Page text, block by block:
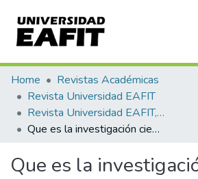
Communities & Collections
All of DSpace
Statistics
Home
Revistas Académicas
Revista Universidad EAFIT
Revista Universidad EAFIT, Vol. 01, Núm. 01 (1965)
Que es la investigación científica
Que es la